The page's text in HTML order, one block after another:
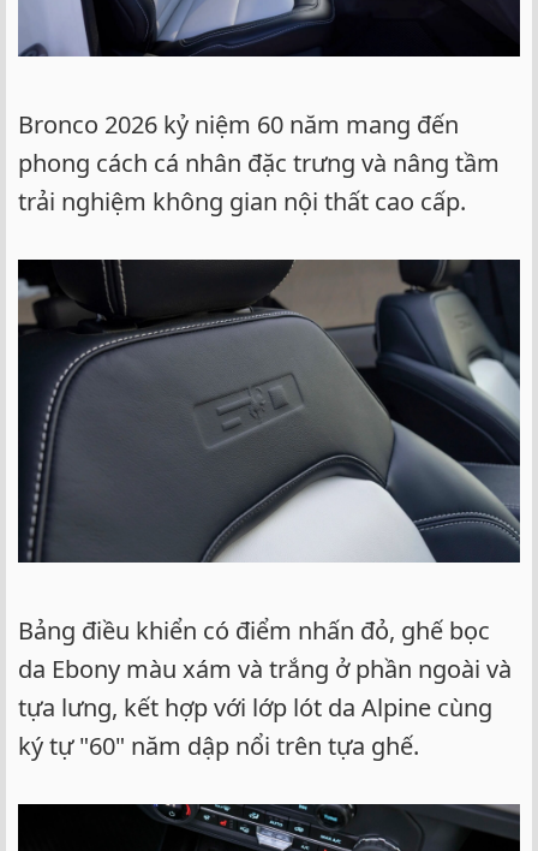
Bronco 2026 kỷ niệm 60 năm mang đến
phong cách cá nhân đặc trưng và nâng tầm
trải nghiệm không gian nội thất cao cấp.
Bảng điều khiển có điểm nhấn đỏ, ghế bọc
da Ebony màu xám và trắng ở phần ngoài và
tựa lưng, kết hợp với lớp lót da Alpine cùng
ký tự "60" năm dập nổi trên tựa ghế.